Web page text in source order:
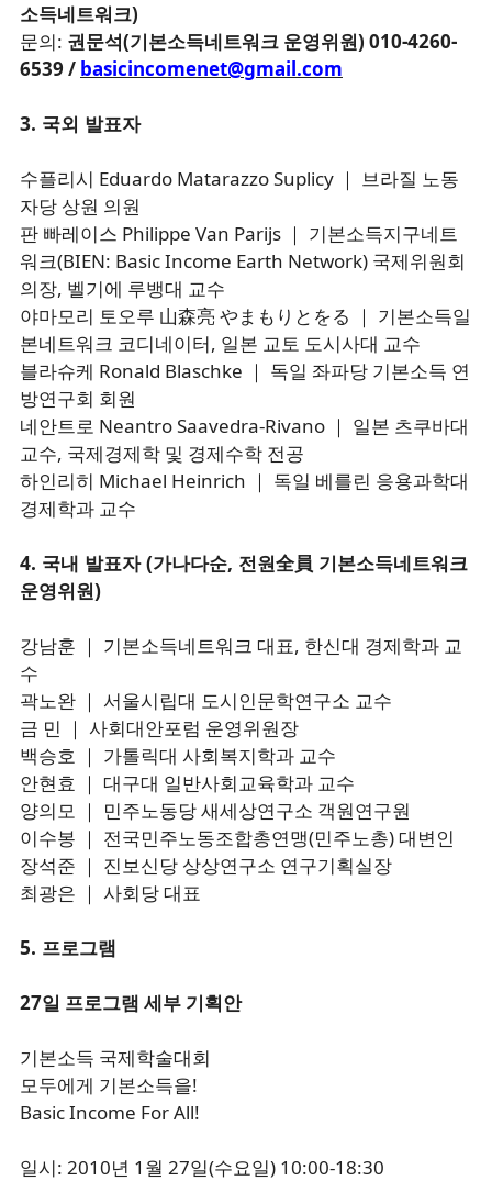
소득네트워크)
문의: 권문석(기본소득네트워크 운영위원) 010-4260-
6539 / basicincomenet@gmail.com
3. 국외 발표자
수플리시 Eduardo Matarazzo Suplicy ｜ 브라질 노동
자당 상원 의원
판 빠레이스 Philippe Van Parijs ｜ 기본소득지구네트
워크(BIEN: Basic Income Earth Network) 국제위원회
의장, 벨기에 루뱅대 교수
야마모리 토오루 山森亮 やまもりとをる ｜ 기본소득일
본네트워크 코디네이터, 일본 교토 도시사대 교수
블라슈케 Ronald Blaschke ｜ 독일 좌파당 기본소득 연
방연구회 회원
네안트로 Neantro Saavedra-Rivano ｜ 일본 츠쿠바대
교수, 국제경제학 및 경제수학 전공
하인리히 Michael Heinrich ｜ 독일 베를린 응용과학대
경제학과 교수
4. 국내 발표자 (가나다순, 전원全員 기본소득네트워크
운영위원)
강남훈 ｜ 기본소득네트워크 대표, 한신대 경제학과 교
수
곽노완 ｜ 서울시립대 도시인문학연구소 교수
금 민 ｜ 사회대안포럼 운영위원장
백승호 ｜ 가톨릭대 사회복지학과 교수
안현효 ｜ 대구대 일반사회교육학과 교수
양의모 ｜ 민주노동당 새세상연구소 객원연구원
이수봉 ｜ 전국민주노동조합총연맹(민주노총) 대변인
장석준 ｜ 진보신당 상상연구소 연구기획실장
최광은 ｜ 사회당 대표
5. 프로그램
27일 프로그램 세부 기획안
기본소득 국제학술대회
모두에게 기본소득을!
Basic Income For All!
일시: 2010년 1월 27일(수요일) 10:00-18:30